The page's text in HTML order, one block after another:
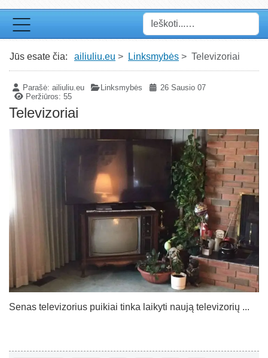
Paieška
Jūs esate čia: ailiuliu.eu Linksmybės Televizoriai
Parašė:ailiuliu.eu Linksmybės
26 Sausio 07
Peržiūros: 55
Televizoriai
Senas televizorius puikiai tinka laikyti naują televizorių ...